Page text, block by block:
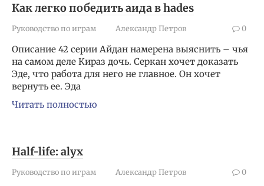
Как легко победить аида в hades
Руководство по играм Александр Петров 0
Описание 42 серии Айдан намерена выяснить – чья
на самом деле Кираз дочь. Серкан хочет доказать
Эде, что работа для него не главное. Он хочет
вернуть ее. Эда
Читать полностью
Half-life: alyx
Руководство по играм Александр Петров 0